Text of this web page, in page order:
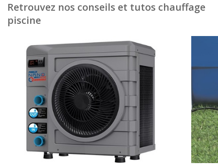
Retrouvez nos conseils et tutos chauffage
piscine